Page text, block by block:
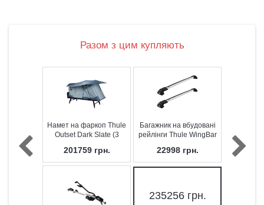
Разом з цим купляють
Намет на фаркоп Thule
Outset Dark Slate (3
201759грн.
Багажник на вбудовані
рейлінги Thule WingBar
22998грн.
235256грн.